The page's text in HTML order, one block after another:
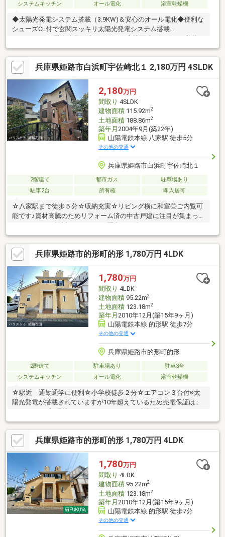
システムキッチン
オール電化 浴室乾燥機
◆太陽光発電システム搭載（3.9KW)＆安心のオール電化◆便利な
シューズCL付で玄関スッキリ太陽光発電システム搭載
（公衆用道路）49㎡が含まれています。室内の家具・調度品は売
買に含まれません。♪ここを少し手直ししたい、とにかく綺麗にし
たい、リフォームのご相談もお気軽にお申し付けください。ご要
望に合わせたご提案をさせていただきます。
兵庫県姫路市白浜町宇佐崎北１ 2,180万円 4SLDK
2,180万円
間取り 4SLDK
建物面積115.92m2
土地面積188.86m2
築年月 2004年9月(築22年)
山陽電鉄本線 八家駅 徒歩5分
その他の交通
兵庫県姫路市白浜町宇佐崎北１
2階建て 都市ガス
駐車場あり
駐車2台
所有権 即入居可
☆八家駅まで徒歩５分☆収納充実☆リビング横に和室◎ご内覧可
能です♪資材高騰のためリフォーム済の中古戸建に注目が集まって
ハウスドゥ姫路花田 TEL 079-263-8520
兵庫県姫路市的形町的形 1,780万円 4LDK
1,780万円
間取り 4LDK
建物面積95.22m2
土地面積123.18m2
築年月 2010年12月(築15年9ヶ月)
山陽電鉄本線 的形駅 徒歩7分
その他の交通
兵庫県姫路市的形町的形
2階建て 駐車場あり
駐車3台
システムキッチン
オール電化 浴室乾燥機
☆駅近 通勤通学に便利☆小学校徒歩２分☆エアコン３台付※太
陽光発電が搭載されていますが10年超えているため売電保証はな
ます♪お家を探しているけど何から始めたらいいかわからない…そ
んな時はぜひお気軽にお問合せ下さい！！理想の暮らしを叶える
プランをご提案いたします！！～ご内覧予約受付中～ネットから
でもお電話でもOK！！ご予約お待ちしております(^▽^)/ハウスド
ゥ姫路花田 TEL 079-263-8520
兵庫県姫路市的形町的形 1,780万円 4LDK
1,780万円
間取り 4LDK
建物面積95.22m2
土地面積123.18m2
築年月 2010年12月(築15年9ヶ月)
山陽電鉄本線 的形駅 徒歩7分
その他の交通